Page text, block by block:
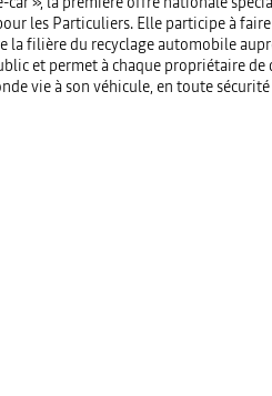
les Particuliers. Elle participe à faire
la filière du recyclage automobile
et permet à chaque propriétaire de
vie à son véhicule, en toute